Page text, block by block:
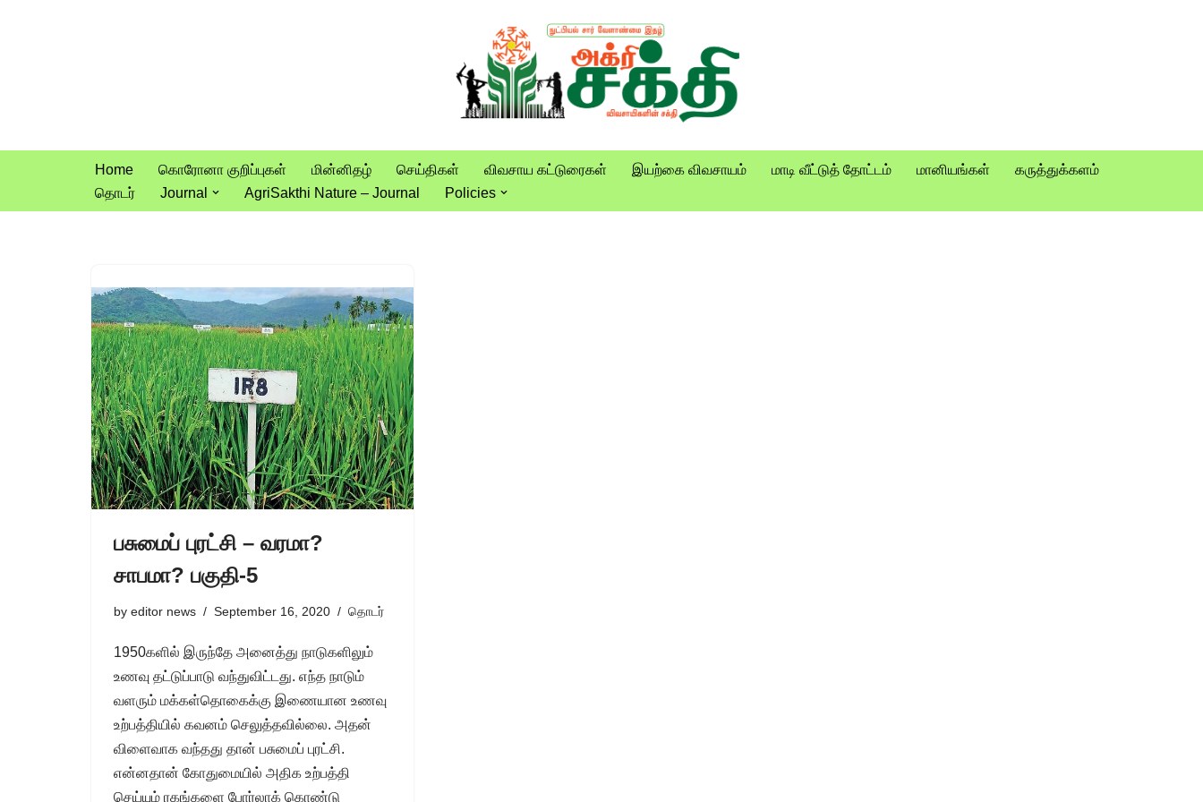
Home கொரோனா குறிப்புகள் மின்னிதழ் செய்திகள் விவசாய கட்டுரைகள் இயற்கை விவசாயம் மாடி வீட்டுத் தோட்டம் மானியங்கள்
கருத்துக்களம்
தொடர்
Journal AgriSakthi Nature – Journal Policies
பசுமைப் புரட்சி – வரமா?
சாபமா? பகுதி-5
by editor news September 16, 2020 தொடர்
1950களில் இருந்தே அனைத்து நாடுகளிலும்
உணவு தட்டுப்பாடு வந்துவிட்டது. எந்த நாடும்
வளரும் மக்கள்தொகைக்கு இணையான உணவு
உற்பத்தியில் கவனம் செலுத்தவில்லை. அதன்
விளைவாக வந்தது தான் பசுமைப் புரட்சி.
என்னதான் கோதுமையில் அதிக உற்பத்தி
செய்யும் ரகங்களை போர்லாக் கொண்டு